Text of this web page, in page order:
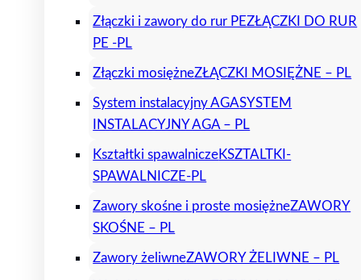
Złączki i zawory do rur PEZŁĄCZKI DO RUR
PE -PL
Złączki mosiężneZŁĄCZKI MOSIĘŻNE – PL
System instalacyjny AGASYSTEM
INSTALACYJNY AGA – PL
Kształtki spawalniczeKSZTALTKI-
SPAWALNICZE-PL
Zawory skośne i proste mosiężneZAWORY
SKOŚNE – PL
Zawory żeliwneZAWORY ŻELIWNE – PL